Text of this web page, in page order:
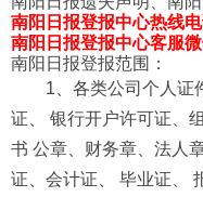
南阳日报登报中心热线
南阳日报登报中心客服
南阳日报登报范围：
1、各类公司个人证
证、 银行开户许可证、
书 公章、财务章、法人
证、会计证、 毕业证、